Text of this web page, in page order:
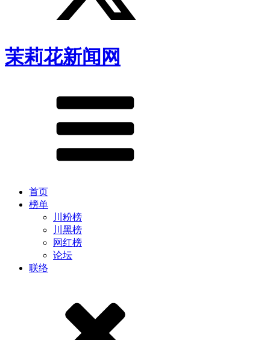
茉莉花新闻网
首页
榜单
川粉榜
川黑榜
网红榜
论坛
联络